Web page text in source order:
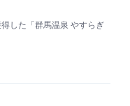
した「群馬温泉 やすらぎ